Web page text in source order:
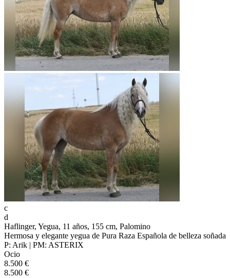
c
d
Haflinger, Yegua, 11 años, 155 cm, Palomino
Hermosa y elegante yegua de Pura Raza Española de belleza soñada
P: Arik | PM: ASTERIX
Ocio
8.500 €
8.500 €